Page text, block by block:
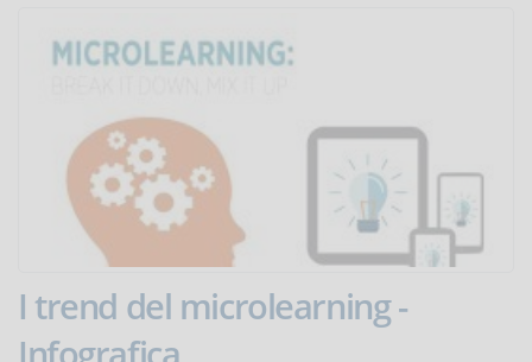
I trend del microlearning -
Infografica